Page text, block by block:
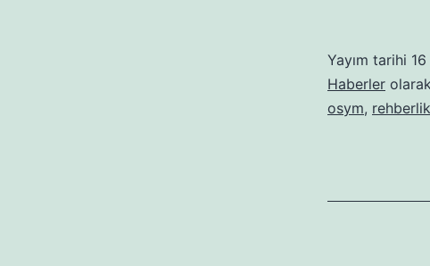
Yayım tarihi
Haberler olarak
osym, rehberlik